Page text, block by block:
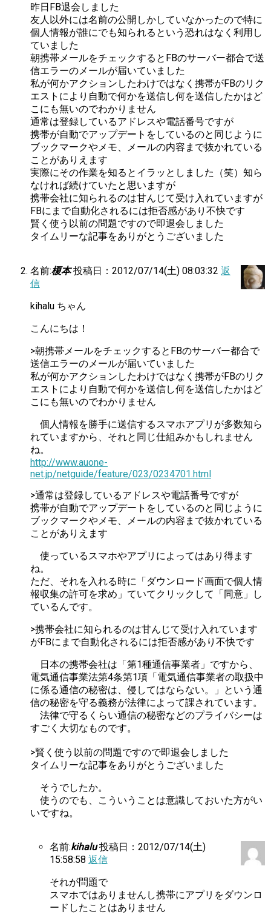
昨日FB退会しました
友人以外には名前の公開しかしていなかったので特に
個人情報が誰にでも知られるという恐れはなく利用し
ていました
朝携帯メールをチェックするとFBのサーバー都合で送
信エラーのメールが届いていました
私が何かアクションしたわけではなく携帯がFBのリク
エストにより自動で何かを送信し何を送信したかはど
こにも無いのでわかりません
通常は登録しているアドレスや電話番号ですが
携帯が自動でアップデートをしているのと同じように
ブックマークやメモ、メールの内容まで抜かれている
ことがありえます
実際にその作業を知るとイラッとしました（笑）知ら
なければ続けていたと思いますが
携帯会社に知られるのは甘んじて受け入れていますが
FBにまで自動化されるには拒否感があり不快です
賢く使う以前の問題ですので即退会しました
タイムリーな記事をありがとうございました
名前:榎本 投稿日：2012/07/14(土) 08:03:32 返
信
kihalu ちゃん
こんにちは！
>朝携帯メールをチェックするとFBのサーバー都合で
送信エラーのメールが届いていました
私が何かアクションしたわけではなく携帯がFBのリク
エストにより自動で何かを送信し何を送信したかはど
こにも無いのでわかりません
個人情報を勝手に送信するスマホアプリが多数知ら
れていますから、それと同じ仕組みかもしれません
ね。
http://www.auone-
net.jp/netguide/feature/023/0234701.html
>通常は登録しているアドレスや電話番号ですが
携帯が自動でアップデートをしているのと同じように
ブックマークやメモ、メールの内容まで抜かれている
ことがありえます
使っているスマホやアプリによってはあり得ます
ね。
ただ、それを入れる時に「ダウンロード画面で個人情
報収集の許可を求め」ていてクリックして「同意」し
ているんです。
>携帯会社に知られるのは甘んじて受け入れています
がFBにまで自動化されるには拒否感があり不快です
日本の携帯会社は「第1種通信事業者」ですから、
電気通信事業法第4条第1項「電気通信事業者の取扱中
に係る通信の秘密は、侵してはならない。」という通
信の秘密を守る義務が法律によって課されています。
法律で守るくらい通信の秘密などのプライバシーは
すごく大切なものです。
>賢く使う以前の問題ですので即退会しました
タイムリーな記事をありがとうございました
そうでしたか。
使うのでも、こういうことは意識しておいた方がい
いですね。
名前:kihalu 投稿日：2012/07/14(土)
15:58:58 返信
それが問題で
スマホではありませんし携帯にアプリをダウンロ
ードしたことはありません